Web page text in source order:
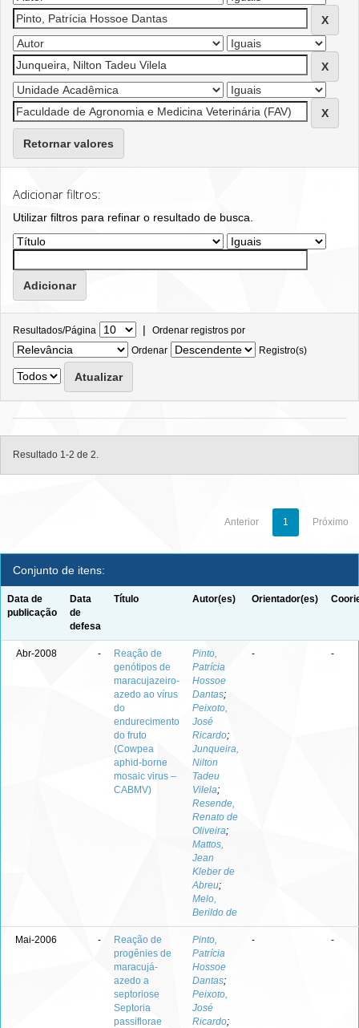
Retornar valores
Adicionar filtros:
Utilizar filtros para refinar o resultado de busca.
Resultados/Página | Ordenar registros por
Ordenar
Registro(s)
Resultado 1-2 de 2.
Anterior 1 Próximo
Conjunto de itens:
Data de
publicação
Data
de
defesa
Título Autor(es) Orientador(es)
Abr-2008 -
Reação de
genótipos de
maracujazeiro-
azedo ao vírus
do
endurecimento
do fruto
(Cowpea
aphid-borne
mosaic virus –
CABMV)
Pinto,
Patrícia
Hossoe
Dantas;
Peixoto,
José
Ricardo;
Junqueira,
Nilton
Tadeu
Vilela;
Resende,
Renato de
Oliveira;
Mattos,
Jean
Kleber de
Abreu;
Melo,
Berildo de
- -
Mai-2006 -
Reação de
progênies de
maracujá-
azedo a
septoriose
Septoria
passiflorae
Pinto,
Patrícia
Hossoe
Dantas;
Peixoto,
José
Ricardo;
- -